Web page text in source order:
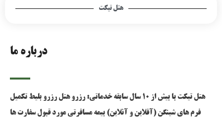
هتل تیکت
درباره ما
هتل تیکت با بیش از 10 سال سابقه خدماتی: رزرو هتل رزرو بلیط تکمیل
فرم های شینگن (آفلاین و آنلاین) بیمه مسافرتی مورد قبول سفارت ها